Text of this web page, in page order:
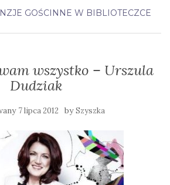
GOŚCINNE W BIBLIOTECZCE
wszystko – Urszula
Dudziak
7 lipca 2012 bySzyszka